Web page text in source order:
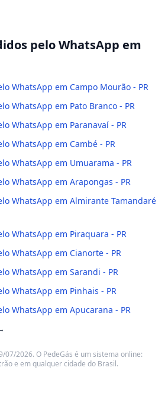
pelo WhatsApp em
WhatsApp em Campo Mourão - PR
WhatsApp em Pato Branco - PR
WhatsApp em Paranavaí - PR
WhatsApp em Cambé - PR
WhatsApp em Umuarama - PR
WhatsApp em Arapongas - PR
WhatsApp em Almirante Tamandaré
WhatsApp em Piraquara - PR
WhatsApp em Cianorte - PR
WhatsApp em Sarandi - PR
WhatsApp em Pinhais - PR
WhatsApp em Apucarana - PR
07/2026. O PedeGás é um sistema online:
e em qualquer cidade do Brasil.